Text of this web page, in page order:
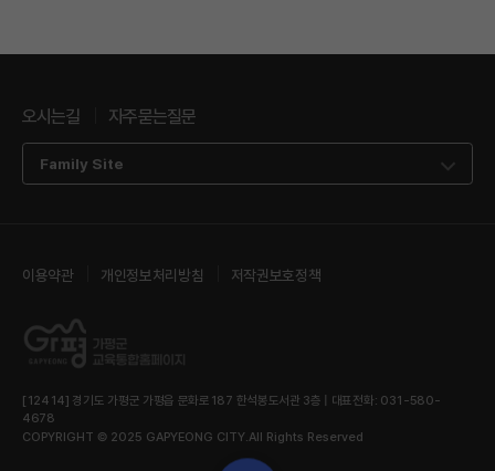
오시는길 자주묻는질문
Family Site
이용약관 개인정보처리방침 저작권보호정책
[12414] 경기도 가평군 가평읍 문화로187 한석봉도서관 3층 | 대표전화: 031-580-
4678
COPYRIGHT © 2025 GAPYEONG CITY.All Rights Reserved